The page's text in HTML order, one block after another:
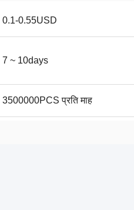
0.1-0.55USD
7 ~ 10days
3500000PCS प्रति माह